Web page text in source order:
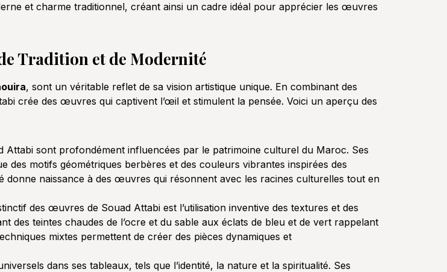
et charme traditionnel, créant ainsi un cadre idéal pour apprécier les œuvres
Tradition et de Modernité
, sont un véritable reflet de sa vision artistique unique. En combinant des
crée des œuvres qui captivent l’œil et stimulent la pensée. Voici un aperçu des
Attabi sont profondément influencées par le patrimoine culturel du Maroc. Ses
des motifs géométriques berbères et des couleurs vibrantes inspirées des
donne naissance à des œuvres qui résonnent avec les racines culturelles tout en
des œuvres de Souad Attabi est l’utilisation inventive des textures et des
des teintes chaudes de l’ocre et du sable aux éclats de bleu et de vert rappelant
mixtes permettent de créer des pièces dynamiques et
dans ses tableaux, tels que l’identité, la nature et la spiritualité. Ses